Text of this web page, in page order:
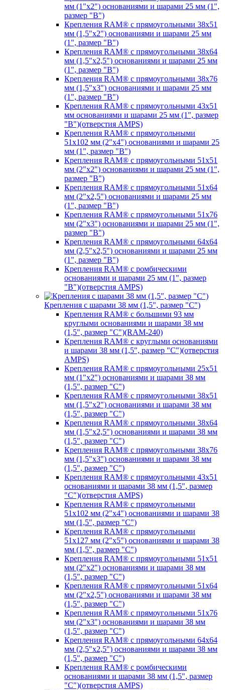
мм (1"х2") основаниями и шарами 25 мм (1",
размер "B")
Крепления RAM® с прямоугольными 38х51
мм (1,5"х2") основаниями и шарами 25 мм
(1", размер "B")
Крепления RAM® с прямоугольными 38х64
мм (1,5"х2,5") основаниями и шарами 25 мм
(1", размер "B")
Крепления RAM® с прямоугольными 38х76
мм (1,5"х3") основаниями и шарами 25 мм
(1", размер "B")
Крепления RAM® с прямоугольными 43x51
мм основаниями и шарами 25 мм (1", размер
"B")(отверстия AMPS)
Крепления RAM® с прямоугольными
51х102 мм (2"х4") основаниями и шарами 25
мм (1", размер "B")
Крепления RAM® с прямоугольными 51х51
мм (2"х2") основаниями и шарами 25 мм (1",
размер "B")
Крепления RAM® с прямоугольными 51х64
мм (2"х2,5") основаниями и шарами 25 мм
(1", размер "B")
Крепления RAM® с прямоугольными 51х76
мм (2"х3") основаниями и шарами 25 мм (1",
размер "B")
Крепления RAM® с прямоугольными 64х64
мм (2,5"х2,5") основаниями и шарами 25 мм
(1", размер "B")
Крепления RAM® с ромбическими
основаниями и шарами 25 мм (1", размер
"B")(отверстия AMPS)
Крепления с шарами 38 мм (1,5", размер "C")
Крепления RAM® с большими 93 мм
круглыми основаниями и шарами 38 мм
(1,5", размер "C")(RAM-240)
Крепления RAM® с круглыми основаниями
и шарами 38 мм (1,5", размер "C")(отверстия
AMPS)
Крепления RAM® с прямоугольными 25х51
мм (1"х2") основаниями и шарами 38 мм
(1,5", размер "C")
Крепления RAM® с прямоугольными 38х51
мм (1,5"х2") основаниями и шарами 38 мм
(1,5", размер "C")
Крепления RAM® с прямоугольными 38х64
мм (1,5"х2,5") основаниями и шарами 38 мм
(1,5", размер "C")
Крепления RAM® с прямоугольными 38х76
мм (1,5"х3") основаниями и шарами 38 мм
(1,5", размер "C")
Крепления RAM® с прямоугольными 43х51
основаниями и шарами 38 мм (1,5", размер
"C")(отверстия AMPS)
Крепления RAM® с прямоугольными
51х102 мм (2"х4") основаниями и шарами 38
мм (1,5", размер "C")
Крепления RAM® с прямоугольными
51х127 мм (2"х5") основаниями и шарами 38
мм (1,5", размер "C")
Крепления RAM® с прямоугольными 51х51
мм (2"х2") основаниями и шарами 38 мм
(1,5", размер "C")
Крепления RAM® с прямоугольными 51х64
мм (2"х2,5") основаниями и шарами 38 мм
(1,5", размер "C")
Крепления RAM® с прямоугольными 51х76
мм (2"х3") основаниями и шарами 38 мм
(1,5", размер "C")
Крепления RAM® с прямоугольными 64х64
мм (2,5"х2,5") основаниями и шарами 38 мм
(1,5", размер "C")
Крепления RAM® с ромбическими
основаниями и шарами 38 мм (1,5", размер
"C")(отверстия AMPS)